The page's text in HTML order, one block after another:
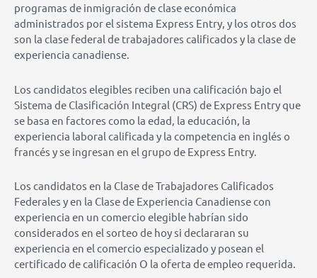
programas de inmigración de clase económica
administrados por el sistema Express Entry, y los otros dos
son la clase federal de trabajadores calificados y la clase de
experiencia canadiense.
Los candidatos elegibles reciben una calificación bajo el
Sistema de Clasificación Integral (CRS) de Express Entry que
se basa en factores como la edad, la educación, la
experiencia laboral calificada y la competencia en inglés o
francés y se ingresan en el grupo de Express Entry.
Los candidatos en la Clase de Trabajadores Calificados
Federales y en la Clase de Experiencia Canadiense con
experiencia en un comercio elegible habrían sido
considerados en el sorteo de hoy si declararan su
experiencia en el comercio especializado y posean el
certificado de calificación O la oferta de empleo requerida.